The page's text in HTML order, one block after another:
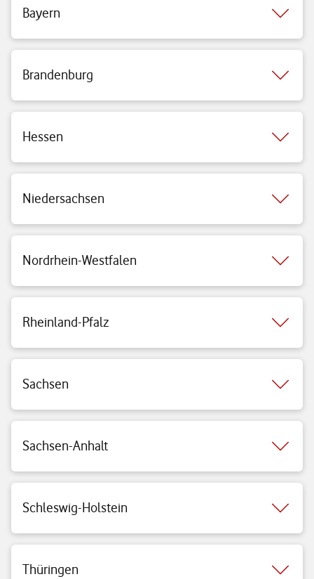
Bayern
Brandenburg
Hessen
Niedersachsen
Nordrhein-Westfalen
Rheinland-Pfalz
Sachsen
Sachsen-Anhalt
Schleswig-Holstein
Thüringen